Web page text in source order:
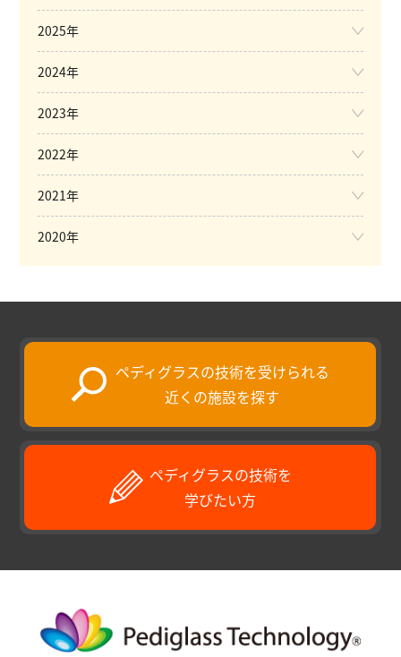
2025年
2024年
2023年
2022年
2021年
2020年
ペディグラスの技術を受けられる
近くの施設を探す
ペディグラスの技術を
学びたい方